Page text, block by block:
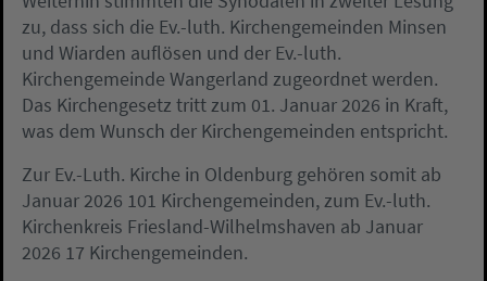
zu, dass sich die Ev.-luth. Kirchengemeinden Minsen
und Wiarden auflösen und der Ev.-luth.
Kirchengemeinde Wangerland zugeordnet werden.
Das Kirchengesetz tritt zum 01. Januar 2026 in Kraft,
was dem Wunsch der Kirchengemeinden entspricht.
Zur Ev.-Luth. Kirche in Oldenburg gehören somit ab
Januar 2026 101 Kirchengemeinden, zum Ev.-luth.
Kirchenkreis Friesland-Wilhelmshaven ab Januar
2026 17 Kirchengemeinden.